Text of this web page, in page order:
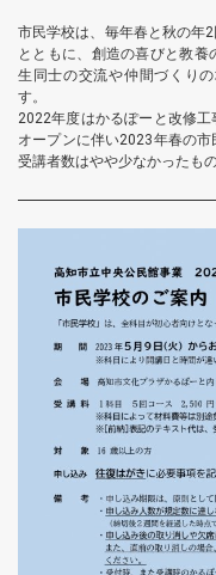
市民学校は、毎年春と秋の年
とともに、創造の喜びと教
生同士の交流や仲間づくり
す。
2022年度はかるぽーと改修
オープンに伴い2023年春の
受講者数はやや少なかったも